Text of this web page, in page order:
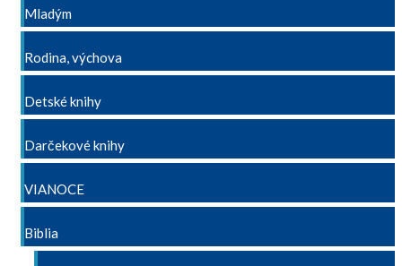
Mladým
Rodina, výchova
Detské knihy
Darčekové knihy
VIANOCE
Biblia